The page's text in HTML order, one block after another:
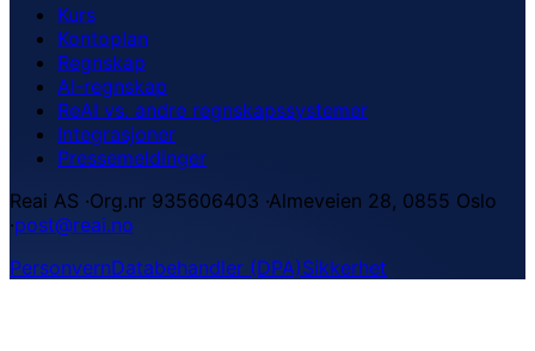
Kurs
Kontoplan
Regnskap
AI-regnskap
ReAI vs. andre regnskapssystemer
Integrasjoner
Pressemeldinger
Reai AS ·Org.nr 935606403 ·Almeveien 28, 0855 Oslo
·post@reai.no
PersonvernDatabehandler (DPA)Sikkerhet